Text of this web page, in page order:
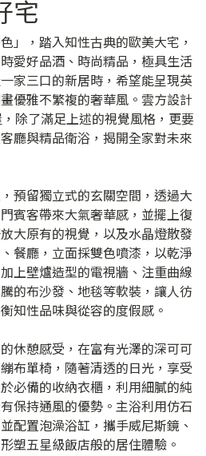
宅
」，踏入知性古典的歐美大宅，
愛好品酒、時尚精品，極具生活
家三口的新居時，希望能呈現英
優雅不繁複的奢華風。雲方設計
除了滿足上述的視覺風格，更要
廳與精品衛浴，揭開全家對未來
預留獨立式的玄關空間，透過大
賓客帶來大氣奢華感，並擺上復
大原有的視覺，以及水晶燈散發
餐廳，立面採雙色噴漆，以乾淨
上壁爐造型的電視牆、注重曲線
的布沙發、地毯等軟裝，讓人彷
知性品味與從容的度假感。
休憩感受，在富有光澤的深可可
布單椅，隨著清透的日光，享受
必備的收納衣櫃，利用細膩的純
保持通風的優勢。主浴利用仿石
配置泡澡浴缸，攜手威尼斯鏡、
塑五星級飯店般的居住體驗。